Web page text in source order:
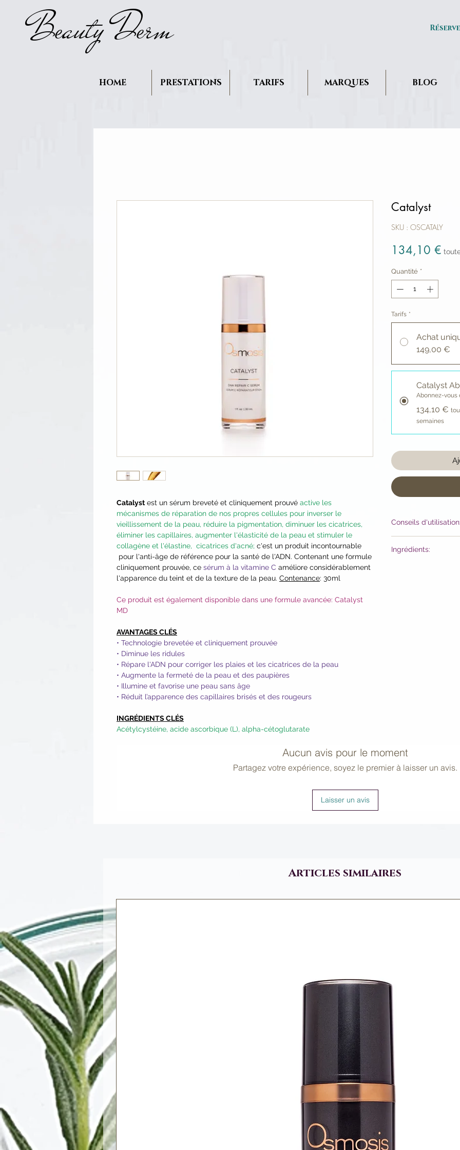
Beauty Derm
HOME PRESTATIONS TARIFS MARQUES BLOG
Catalyst est un sérum breveté et cliniquement prouvé active les
mécanismes de réparation de nos propres cellules pour inverser le
vieillissement de la peau, réduire la pigmentation, diminuer les cicatrices,
éliminer les capillaires, augmenter l'élasticité de la peau et stimuler le
collagène et l'élastine, cicatrices d'acné; c'est un produit incontournable
pour l'anti-âge de référence pour la santé de l'ADN. Contenant une formule
cliniquement prouvée, ce sérum à la vitamine C améliore considérablement
l'apparence du teint et de la texture de la peau. Contenance: 30ml
Ce produit est également disponible dans une formule avancée: Catalyst
MD
AVANTAGES CLÉS
• Technologie brevetée et cliniquement prouvée
• Diminue les ridules
• Répare l'ADN pour corriger les plaies et les cicatrices de la peau
• Augmente la fermeté de la peau et des paupières
• Illumine et favorise une peau sans âge
• Réduit l’apparence des capillaires brisés et des rougeurs
INGRÉDIENTS CLÉS
Acétylcystéine, acide ascorbique (L), alpha-cétoglutarate
Catalyst
SKU : OSCATALY
134,10 €Prix
Quantité *
Tarifs *
Achat
149,00 €
Catalyst
Abonnez-vous
134,10 €
semaines
Conseils d'utilisation:
pompe matin et/ou
Ingrédients:
changement ;
Aucun avis pour le moment
Partagez votre expérience, soyez le premier à laisser un avis.
Laisser un avis
Articles similaires